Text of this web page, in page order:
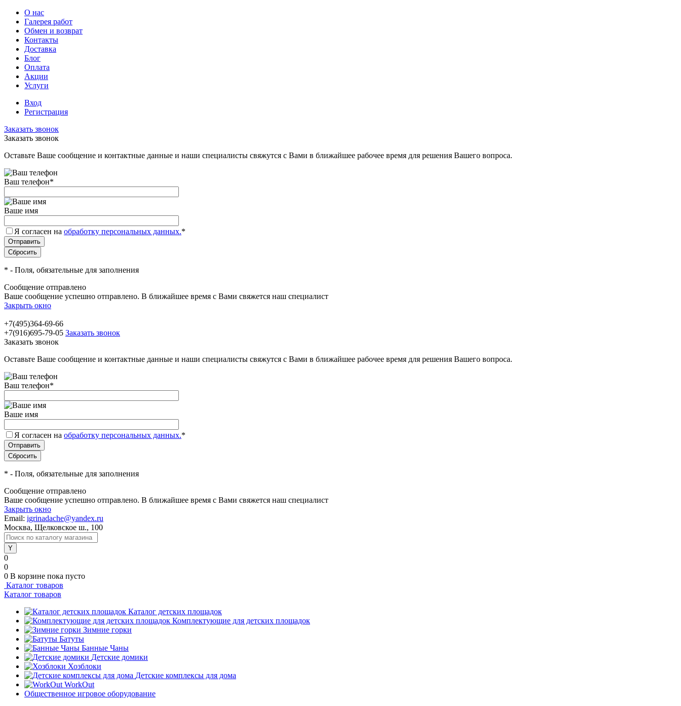
О нас
Галерея работ
Обмен и возврат
Контакты
Доставка
Блог
Оплата
Акции
Услуги
Вход
Регистрация
Заказать звонок
Заказать звонок
Оставьте Ваше сообщение и контактные данные и наши специалисты свяжутся с Вами в ближайшее рабочее время для решения Вашего вопроса.
Ваш телефон*
Ваше имя
Я согласен на обработку персональных данных.*
* - Поля, обязательные для заполнения
Сообщение отправлено
Ваше сообщение успешно отправлено. В ближайшее время с Вами свяжется наш специалист
Закрыть окно
+7(495)364-69-66
+7(916)695-79-05 Заказать звонок
Заказать звонок
Оставьте Ваше сообщение и контактные данные и наши специалисты свяжутся с Вами в ближайшее рабочее время для решения Вашего вопроса.
Ваш телефон*
Ваше имя
Я согласен на обработку персональных данных.*
* - Поля, обязательные для заполнения
Сообщение отправлено
Ваше сообщение успешно отправлено. В ближайшее время с Вами свяжется наш специалист
Закрыть окно
Email: igrinadache@yandex.ru
Москва, Щелковское ш., 100
0
0
0 В корзине пока пусто
Каталог товаров
Каталог товаров
Каталог детских площадок
Комплектующие для детских площадок
Зимние горки
Батуты
Банные Чаны
Детские домики
Хозблоки
Детские комплексы для дома
WorkOut
Общественное игровое оборудование